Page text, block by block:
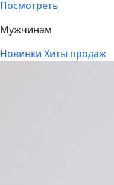
Посмотреть
Мужчинам
Новинки Хиты продаж